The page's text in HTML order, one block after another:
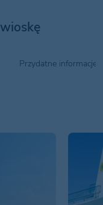
Przydatne informacje